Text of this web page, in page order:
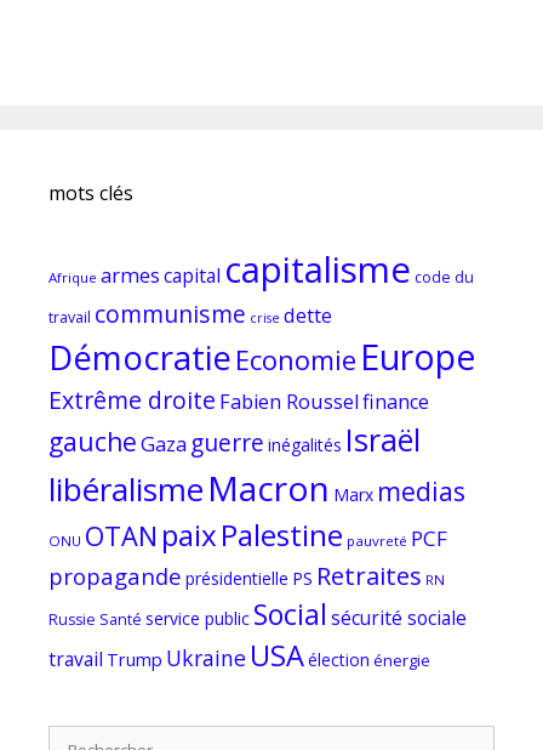
mots clés
Afrique armescapital capitalisme code du
travail communisme crise dette
Démocratie Economie Europe
Extrême droite Fabien Rousselfinance
gaucheGaza guerre inégalités Israël
libéralismeMacron Marx medias
ONU OTAN paixPalestine pauvreté PCF
propagande présidentielle PS Retraites RN
Russie Santé service public Social sécurité sociale
travail Trump Ukraine USAélection énergie